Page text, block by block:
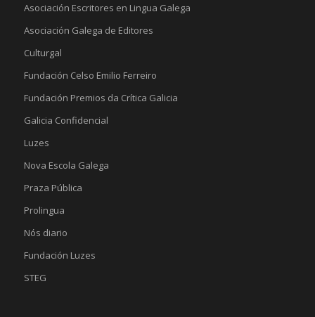
Asociación Escritores en Lingua Galega
Asociación Galega de Editores
Culturgal
Fundación Celso Emilio Ferreiro
Fundación Premios da Crítica Galicia
Galicia Confidencial
Luzes
Nova Escola Galega
Praza Pública
Prolingua
Nós diario
Fundación Luzes
STEG